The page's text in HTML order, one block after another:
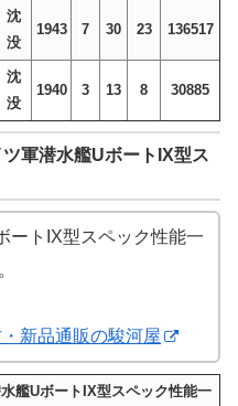
沈
没
1943 7 30 23 136517
沈
没
1940 3 13 8 30885
軍潜水艦UボートIX型ス
ートIX型スペック性能一
新品通販の駿河屋
艦UボートIX型スペック性能一